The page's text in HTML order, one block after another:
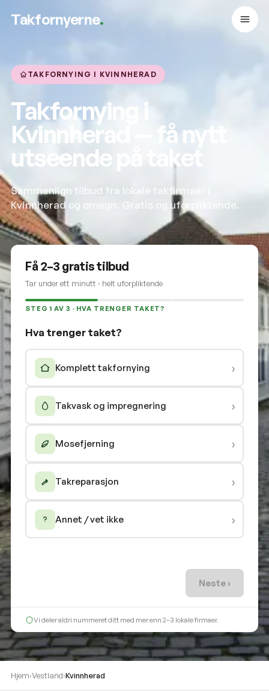
Takfornyerne.
TAKFORNYING I KVINNHERAD
Takfornying i
Kvinnherad — få nytt
utseende på taket
Sammenlign tilbud fra lokale takfirmaer i
Kvinnherad og omegn. Gratis og uforpliktende.
Få 2–3 gratis tilbud
Tar under ett minutt · helt uforpliktende
STEG 1 AV 3 · HVA TRENGER TAKET?
Hva trenger taket?
Komplett takfornying ›
Takvask og impregnering ›
Mosefjerning ›
Takreparasjon ›
Annet / vet ikke ›
Neste ›
Vi deler aldri nummeret ditt med mer enn 2–3 lokale firmaer.
Hjem›Vestland›Kvinnherad